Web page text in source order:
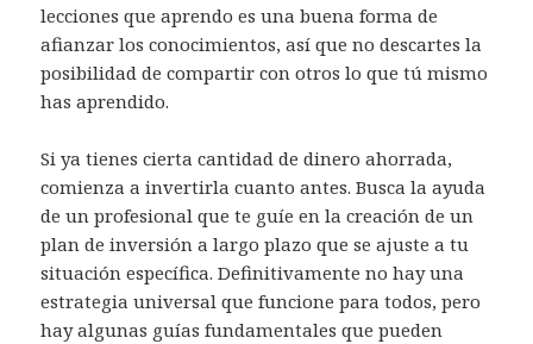
lecciones que aprendo es una buena forma de
afianzar los conocimientos, así que no descartes la
posibilidad de compartir con otros lo que tú mismo
has aprendido.
Si ya tienes cierta cantidad de dinero ahorrada,
comienza a invertirla cuanto antes. Busca la ayuda
de un profesional que te guíe en la creación de un
plan de inversión a largo plazo que se ajuste a tu
situación específica. Definitivamente no hay una
estrategia universal que funcione para todos, pero
hay algunas guías fundamentales que pueden